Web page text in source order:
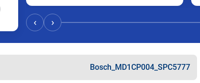
может 🤣машина едет не в себя, еще раз
спасибо вам!!!!!!!
‹ ›
Bosch_MD1CP004_SPC5777